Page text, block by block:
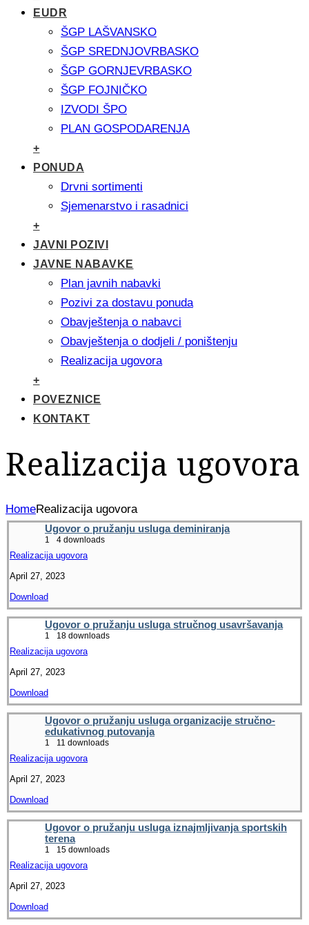
EUDR
ŠGP LAŠVANSKO
ŠGP SREDNJOVRBASKO
ŠGP GORNJEVRBASKO
ŠGP FOJNIČKO
IZVODI ŠPO
PLAN GOSPODARENJA
+
PONUDA
Drvni sortimenti
Sjemenarstvo i rasadnici
+
JAVNI POZIVI
JAVNE NABAVKE
Plan javnih nabavki
Pozivi za dostavu ponuda
Obavještenja o nabavci
Obavještenja o dodjeli / poništenju
Realizacija ugovora
+
POVEZNICE
KONTAKT
Realizacija ugovora
HomeRealizacija ugovora
Ugovor o pružanju usluga deminiranja
1 4 downloads
Realizacija ugovora
April 27, 2023
Download
Ugovor o pružanju usluga stručnog usavršavanja
1 18 downloads
Realizacija ugovora
April 27, 2023
Download
Ugovor o pružanju usluga organizacije stručno-
edukativnog putovanja
1 11 downloads
Realizacija ugovora
April 27, 2023
Download
Ugovor o pružanju usluga iznajmljivanja sportskih
terena
1 15 downloads
Realizacija ugovora
April 27, 2023
Download